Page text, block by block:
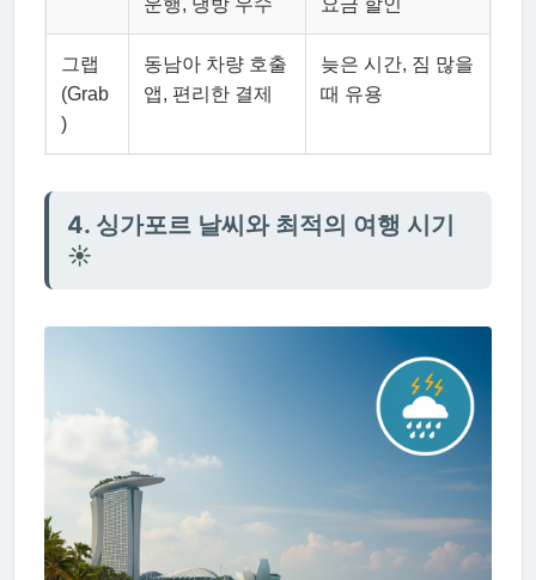
운행, 냉방 우수 요금 할인
그랩
(Grab
)
동남아 차량 호출
앱, 편리한 결제
늦은 시간, 짐 많을
때 유용
4. 싱가포르 날씨와 최적의 여행 시기
☀